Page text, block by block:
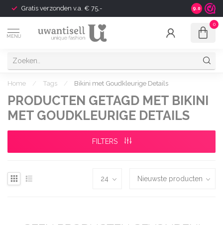
Gratis verzonden v.a. € 75,- Shipping
9.0
MENU
0
Home / Tags / Bikini met Goudkleurige Details
PRODUCTEN GETAGD MET BIKINI
MET GOUDKLEURIGE DETAILS
FILTERS